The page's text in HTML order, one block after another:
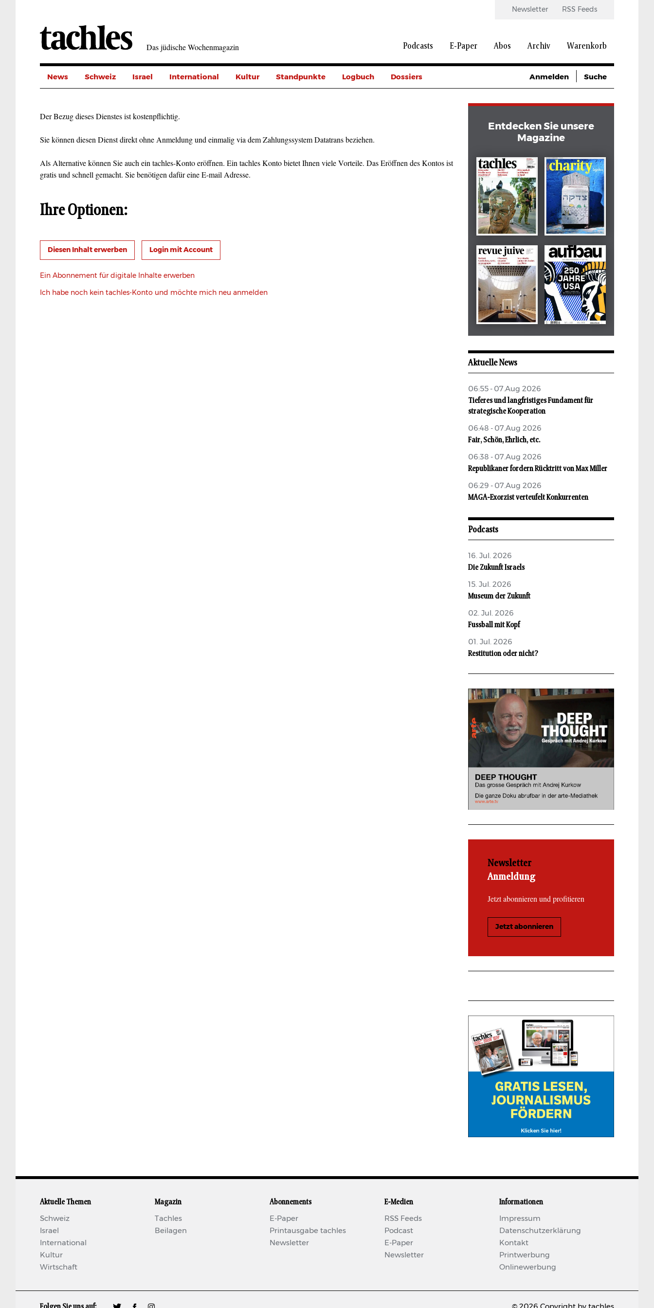
Das jüdische Wochenmagazin
Newsletter RSS Feeds
Podcasts E-Paper Abos Archiv Warenkorb
News Schweiz Israel International Kultur Standpunkte Logbuch Dossiers Anmelden Suche
Der Bezug dieses Dienstes ist kostenpflichtig.
Sie können diesen Dienst direkt ohne Anmeldung und einmalig via dem Zahlungssystem Datatrans beziehen.
Als Alternative können Sie auch ein tachles-Konto eröffnen. Ein tachles Konto bietet Ihnen viele Vorteile. Das Eröffnen des Kontos ist
gratis und schnell gemacht. Sie benötigen dafür eine E-mail Adresse.
Ihre Optionen:
Login mit Account
Ein Abonnement für digitale Inhalte erwerben
Ich habe noch kein tachles-Konto und möchte mich neu anmelden
Entdecken Sie unsere
Magazine
Dezember 2024
tachles
März 2026
Beilage
Mai 2026 Mai 2026
Aktuelle News
06:55 - 07.Aug 2026
Tieferes und langfristiges Fundament für
strategische Kooperation
06:48 - 07.Aug 2026
Fair, Schön, Ehrlich, etc.
06:38 - 07.Aug 2026
Republikaner fordern Rücktritt von Max Miller
06:29 - 07.Aug 2026
MAGA-Exorzist verteufelt Konkurrenten
Podcasts
16. Jul. 2026
Die Zukunft Israels
15. Jul. 2026
Museum der Zukunft
02. Jul. 2026
Fussball mit Kopf
01. Jul. 2026
Restitution oder nicht?
Newsletter
Anmeldung
Jetzt abonnieren und profitieren
Jetzt abonnieren
Aktuelle Themen
Schweiz
Israel
International
Kultur
Wirtschaft
Magazin
Tachles
Beilagen
Abonnements
E-Paper
Printausgabe tachles
Newsletter
E-Medien
RSS Feeds
Podcast
E-Paper
Newsletter
Informationen
Impressum
Datenschutzerklärung
Kontakt
Printwerbung
Onlinewerbung